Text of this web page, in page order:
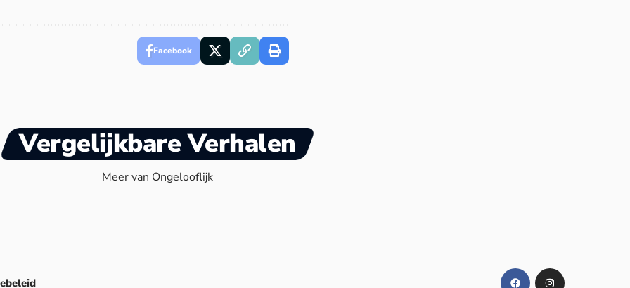
Facebook
Vergelijkbare Verhalen
Meer van Ongelooflijk